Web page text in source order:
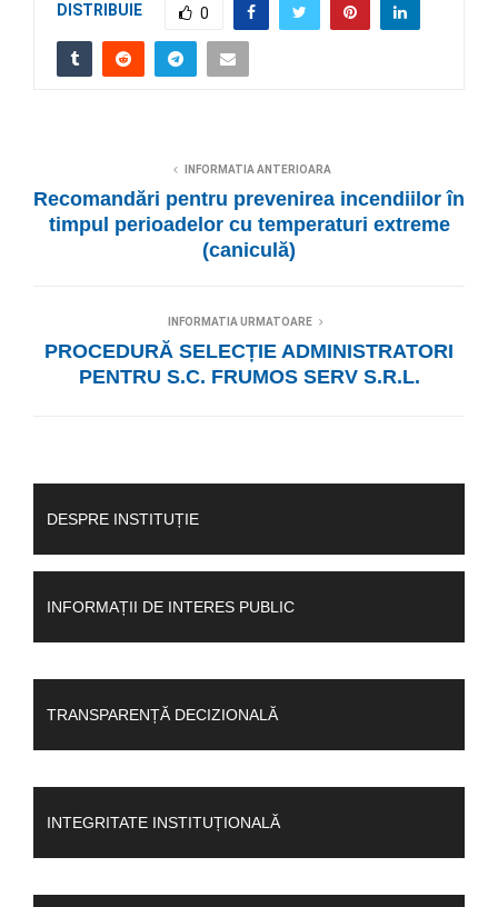
DISTRIBUIE 0
INFORMATIA ANTERIOARA
Recomandări pentru prevenirea incendiilor în
timpul perioadelor cu temperaturi extreme
(caniculă)
INFORMATIA URMATOARE
PROCEDURĂ SELECȚIE ADMINISTRATORI
PENTRU S.C. FRUMOS SERV S.R.L.
DESPRE INSTITUȚIE
INFORMAȚII DE INTERES PUBLIC
TRANSPARENȚĂ DECIZIONALĂ
INTEGRITATE INSTITUȚIONALĂ